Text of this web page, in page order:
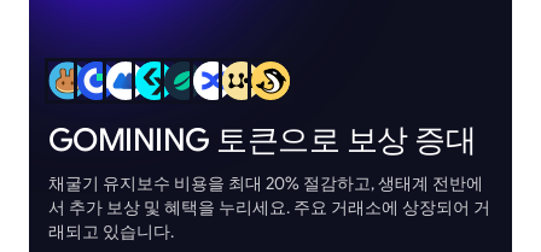
GOMINING 토큰으로 보상 증대
채굴기 유지보수 비용을 최대 20% 절감하고, 생태계 전반에
서 추가 보상 및 혜택을 누리세요. 주요 거래소에 상장되어 거
래되고 있습니다.